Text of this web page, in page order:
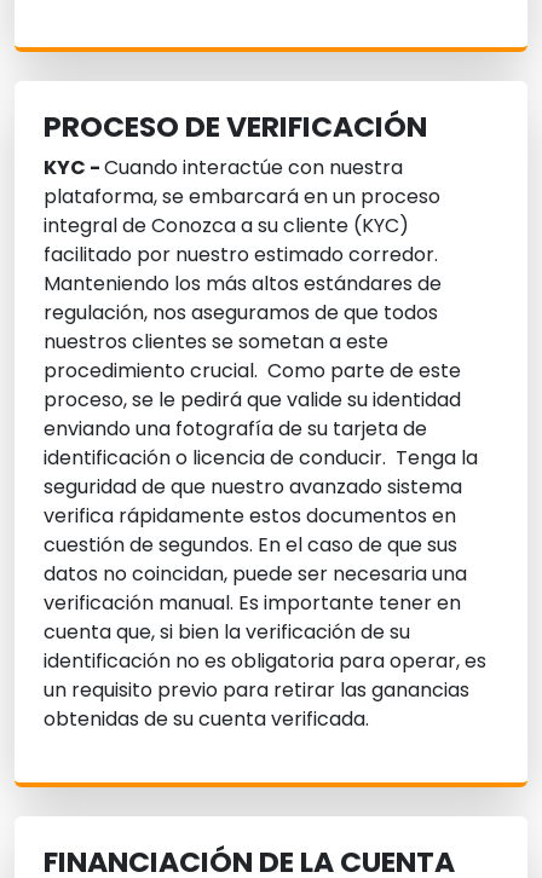
PROCESO DE VERIFICACIÓN
KYC -Cuando interactúe con nuestra
plataforma, se embarcará en un proceso
integral de Conozca a su cliente (KYC)
facilitado por nuestro estimado corredor.
Manteniendo los más altos estándares de
regulación, nos aseguramos de que todos
nuestros clientes se sometan a este
procedimiento crucial. Como parte de este
proceso, se le pedirá que valide su identidad
enviando una fotografía de su tarjeta de
identificación o licencia de conducir. Tenga la
seguridad de que nuestro avanzado sistema
verifica rápidamente estos documentos en
cuestión de segundos. En el caso de que sus
datos no coincidan, puede ser necesaria una
verificación manual. Es importante tener en
cuenta que, si bien la verificación de su
identificación no es obligatoria para operar, es
un requisito previo para retirar las ganancias
obtenidas de su cuenta verificada.
FINANCIACIÓN DE LA CUENTA